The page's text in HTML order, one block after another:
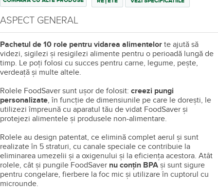
ASPECT GENERAL
Pachetul de 10 role pentru vidarea alimentelor te ajută să
videzi, sigilezi și resigilezi alimente pentru o perioadă lungă de
timp. Le poți folosi cu succes pentru carne, legume, pește,
verdeață și multe altele.
Rolele FoodSaver sunt ușor de folosit: creezi pungi
personalizate, în funcție de dimensiunile pe care le dorești, le
utilizezi împreună cu aparatul tău de vidat FoodSaver și
protejezi alimentele și produsele non-alimentare.
Rolele au design patentat, ce elimină complet aerul și sunt
realizate în 5 straturi, cu canale speciale ce contribuie la
eliminarea umezelii și a oxigenului și la eficiența acestora. Atât
rolele, cât și pungile FoodSaver nu conțin BPA și sunt sigure
pentru congelare, fierbere la foc mic și utilizare în cuptorul cu
microunde.